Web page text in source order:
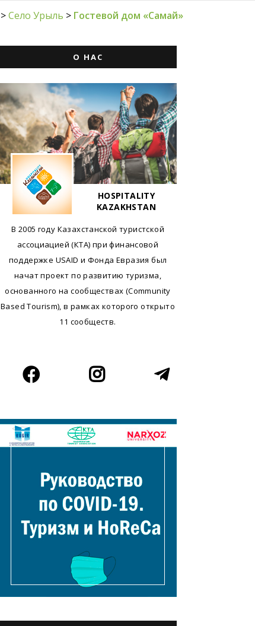
>Село Урыль > Гостевой дом «Самай»
О НАС
HOSPITALITY
KAZAKHSTAN
В 2005 году Казахстанской туристской
ассоциацией (КТА) при финансовой
поддержке USAID и Фонда Евразия был
начат проект по развитию туризма,
основанного на сообществах (Community
Based Tourism), в рамках которого открыто
11 сообществ.